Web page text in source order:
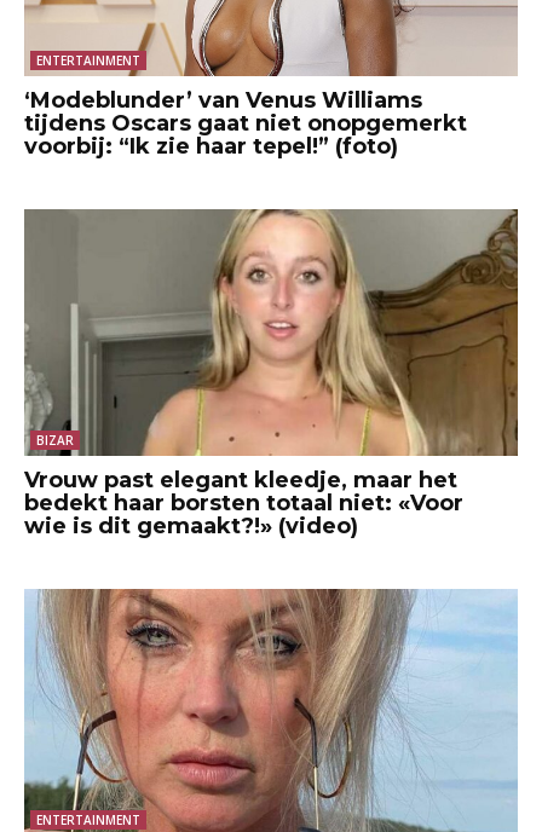
ENTERTAINMENT
‘Modeblunder’ van Venus Williams
tijdens Oscars gaat niet onopgemerkt
voorbij: “Ik zie haar tepel!” (foto)
BIZAR
Vrouw past elegant kleedje, maar het
bedekt haar borsten totaal niet: «Voor
wie is dit gemaakt?!» (video)
ENTERTAINMENT